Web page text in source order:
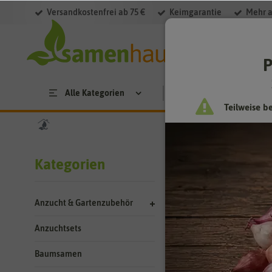
Versandkostenfrei ab 75 € Keimgarantie Mehr
Alle Kategorien
Kategorien
Anzucht & Gartenzubehör
Anzuchtsets
Baumsamen
Hersteller
Hersteller:
Filter
Teilweise